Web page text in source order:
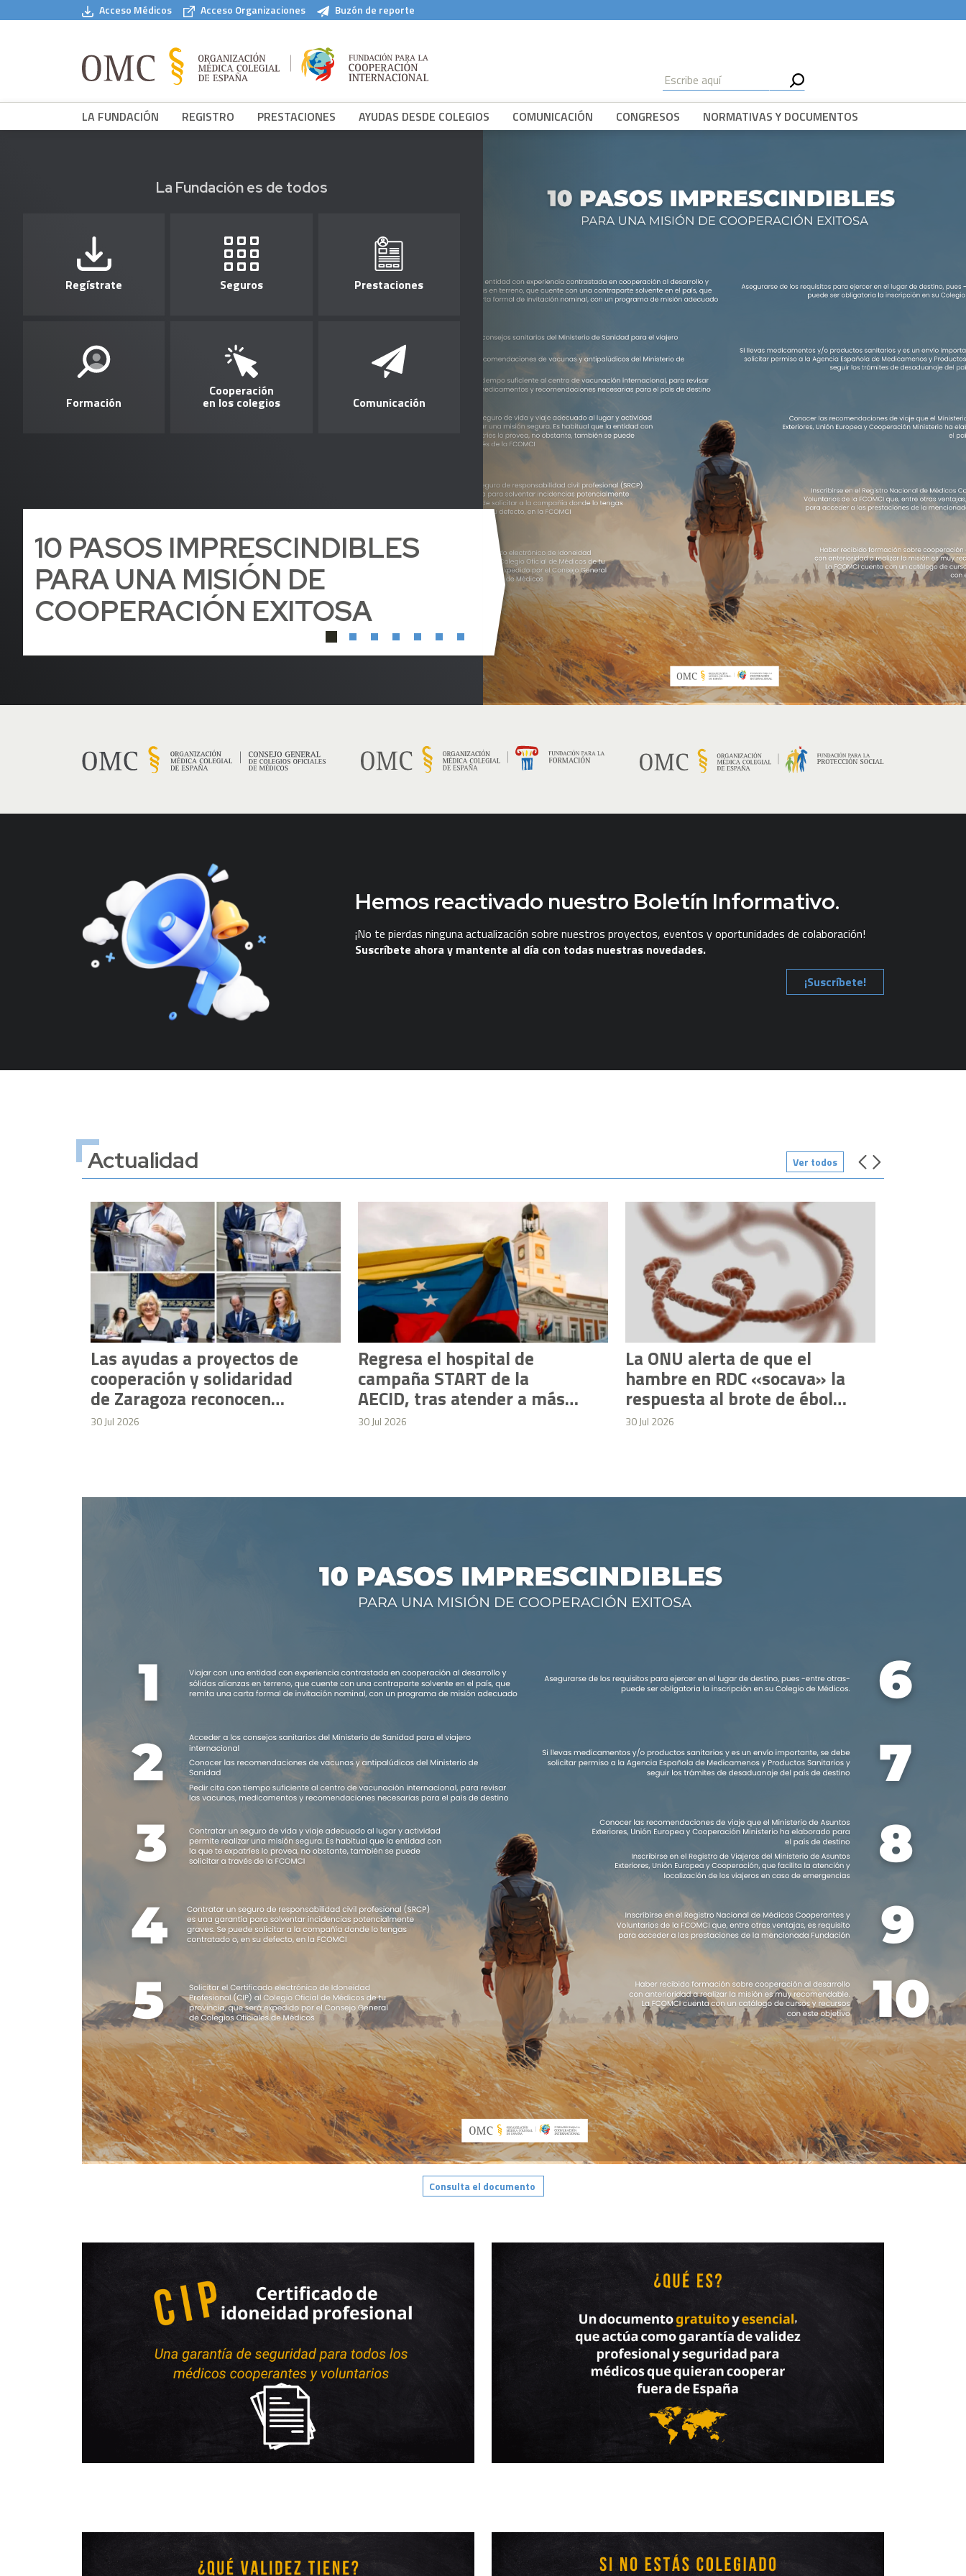
Pasar al contenido principalAcceso Médicos Acceso Organizaciones Buzón de reporte
LA FUNDACIÓN REGISTRO PRESTACIONES AYUDAS DESDE COLEGIOS COMUNICACIÓN CONGRESOS NORMATIVAS Y DOCUMENTOS
La Fundación es de todos
Regístrate Seguros Prestaciones
Formación
Cooperación
en los colegios Comunicación
10 PASOS IMPRESCINDIBLES
PARA UNA MISIÓN DE
COOPERACIÓN EXITOSA
Hemos reactivado nuestro Boletín Informativo.
¡No te pierdas ninguna actualización sobre nuestros proyectos, eventos y oportunidades de colaboración!
Suscríbete ahora y mantente al día con todas nuestras novedades.
¡Suscríbete!
Actualidad Ver todos
Las ayudas a proyectos de
cooperación y solidaridad
de Zaragoza reconocen
iniciativas sanitarias en
30 Jul 2026
Regresa el hospital de
campaña START de la
AECID, tras atender a más
de 7.200 personas en
30 Jul 2026
La ONU alerta de que el
hambre en RDC «socava» la
respuesta al brote de ébola
que supera los 1.480
30 Jul 2026
Consulta el documento